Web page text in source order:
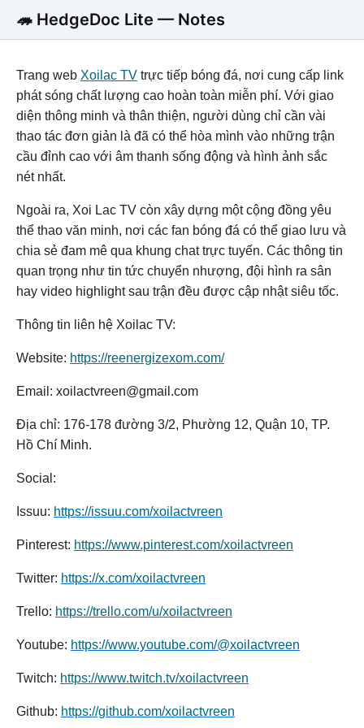
🦔 HedgeDoc Lite — Notes
Trang web Xoilac TV trực tiếp bóng đá, nơi cung cấp link
phát sóng chất lượng cao hoàn toàn miễn phí. Với giao
diện thông minh và thân thiện, người dùng chỉ cần vài
thao tác đơn giản là đã có thể hòa mình vào những trận
cầu đỉnh cao với âm thanh sống động và hình ảnh sắc
nét nhất.
Ngoài ra, Xoi Lac TV còn xây dựng một cộng đồng yêu
thể thao văn minh, nơi các fan bóng đá có thể giao lưu và
chia sẻ đam mê qua khung chat trực tuyến. Các thông tin
quan trọng như tin tức chuyển nhượng, đội hình ra sân
hay video highlight sau trận đều được cập nhật siêu tốc.
Thông tin liên hệ Xoilac TV:
Website: https://reenergizexom.com/
Email: xoilactvreen@gmail.com
Địa chỉ: 176-178 đường 3/2, Phường 12, Quận 10, TP.
Hồ Chí Minh.
Social:
Issuu: https://issuu.com/xoilactvreen
Pinterest: https://www.pinterest.com/xoilactvreen
Twitter: https://x.com/xoilactvreen
Trello: https://trello.com/u/xoilactvreen
Youtube: https://www.youtube.com/@xoilactvreen
Twitch: https://www.twitch.tv/xoilactvreen
Github: https://github.com/xoilactvreen